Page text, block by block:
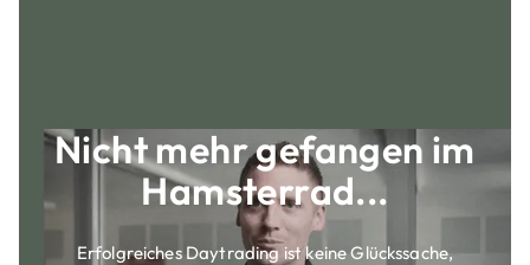
Nicht mehr gefangen im
Hamsterrad...
Erfolgreiches Daytrading ist keine Glückssache,